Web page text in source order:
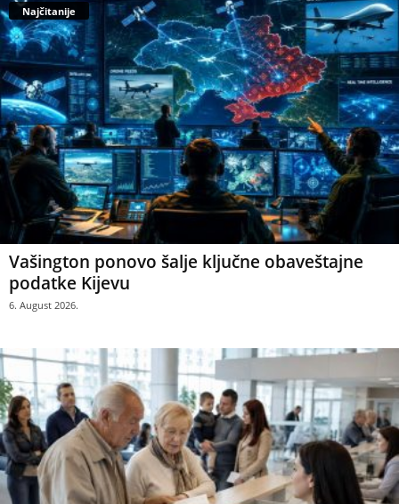
Najčitanije
Vašington ponovo šalje ključne obaveštajne
podatke Kijevu
6. August 2026.